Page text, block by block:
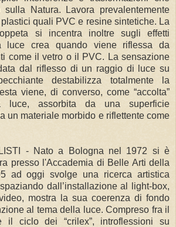
sulla Natura. Lavora prevalentemente
quali PVC e resine sintetiche. La
si incentra inoltre sugli effetti
luce crea quando viene riflessa da
come il vetro o il PVC. La sensazione
dal riflesso di un raggio di luce su
destabilizza totalmente la
viene, di converso, come “accolta”
luce, assorbita da una superficie
un materiale morbido e riflettente come
- Nato a Bologna nel 1972 si è
presso l'Accademia di Belle Arti della
ad oggi svolge una ricerca artistica
dall’installazione al light-box,
mostra la sua coerenza di fondo
al tema della luce. Compreso fra il
ciclo dei “crilex”, introflessioni su